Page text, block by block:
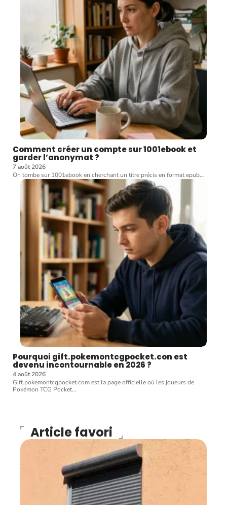
Comment créer un compte sur 1001ebook et
garder l’anonymat ?
7 août 2026
On tombe sur 1001ebook en cherchant un titre précis en format epub…
Pourquoi gift.pokemontcgpocket.con est
devenu incontournable en 2026 ?
4 août 2026
Gift.pokemontcgpocket.com est la page officielle où les joueurs de
Pokémon TCG Pocket…
Article favori